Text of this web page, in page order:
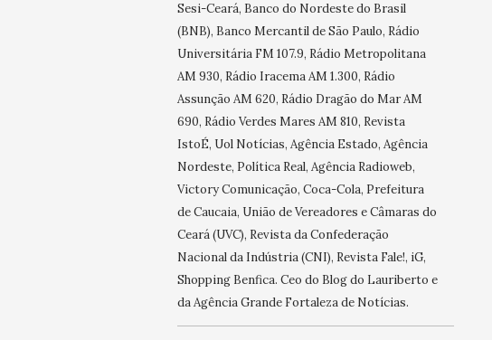
Sesi-Ceará, Banco do Nordeste do Brasil
(BNB), Banco Mercantil de São Paulo, Rádio
Universitária FM 107.9, Rádio Metropolitana
AM 930, Rádio Iracema AM 1.300, Rádio
Assunção AM 620, Rádio Dragão do Mar AM
690, Rádio Verdes Mares AM 810, Revista
IstoÉ, Uol Notícias, Agência Estado, Agência
Nordeste, Política Real, Agência Radioweb,
Victory Comunicação, Coca-Cola, Prefeitura
de Caucaia, União de Vereadores e Câmaras do
Ceará (UVC), Revista da Confederação
Nacional da Indústria (CNI), Revista Fale!, iG,
Shopping Benfica. Ceo do Blog do Lauriberto e
da Agência Grande Fortaleza de Notícias.